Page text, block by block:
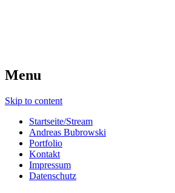
Menu
Skip to content
Startseite/Stream
Andreas Bubrowski
Portfolio
Kontakt
Impressum
Datenschutz